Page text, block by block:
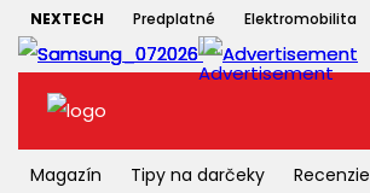
NEXTECH Predplatné Elektromobilita
Magazín Tipy na darčeky Recenzie